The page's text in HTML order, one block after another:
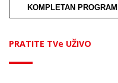
KOMPLETAN PROGRAM
PRATITE TVe UŽIVO